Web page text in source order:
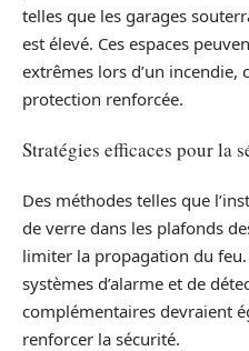
telles que les garages
est élevé. Ces espaces
extrêmes lors d’un incendie,
protection renforcée.
Stratégies efficaces pour la
Des méthodes telles que
de verre dans les plafonds
limiter la propagation du feu.
systèmes d’alarme et de
complémentaires devraient
renforcer la sécurité.